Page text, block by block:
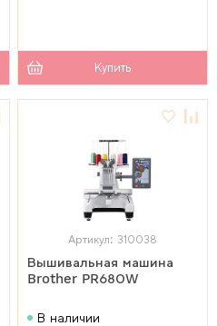
Купить
Артикул: 310038
Вышивальная машина
Brother PR680W
В наличии